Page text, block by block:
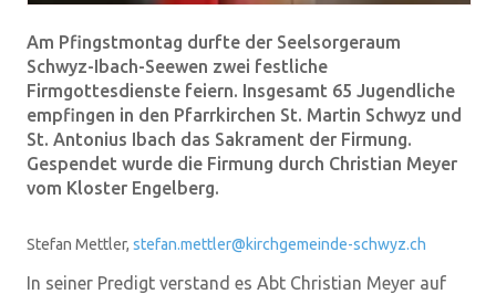
Am Pfingstmontag durfte der Seelsorgeraum
Schwyz-Ibach-Seewen zwei festliche
Firmgottesdienste feiern. Insgesamt 65 Jugendliche
empfingen in den Pfarrkirchen St. Martin Schwyz und
St. Antonius Ibach das Sakrament der Firmung.
Gespendet wurde die Firmung durch Christian Meyer
vom Kloster Engelberg.
Stefan Mettler, stefan.mettler@kirchgemeinde-schwyz.ch
In seiner Predigt verstand es Abt Christian Meyer auf